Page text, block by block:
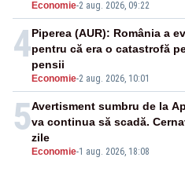
Economie-2 aug. 2026, 09:22
4
Economie-2 aug. 2026, 10:01
Piperea (AUR): România a
pentru că era o catastrofă
pensii
5
Economie-1 aug. 2026, 18:08
Avertisment sumbru de la
va continua să scadă.
zile